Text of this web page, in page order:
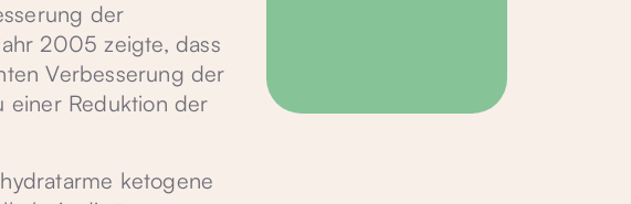
der
2005 zeigte, dass
Verbesserung der
einer Reduktion der
ketogene